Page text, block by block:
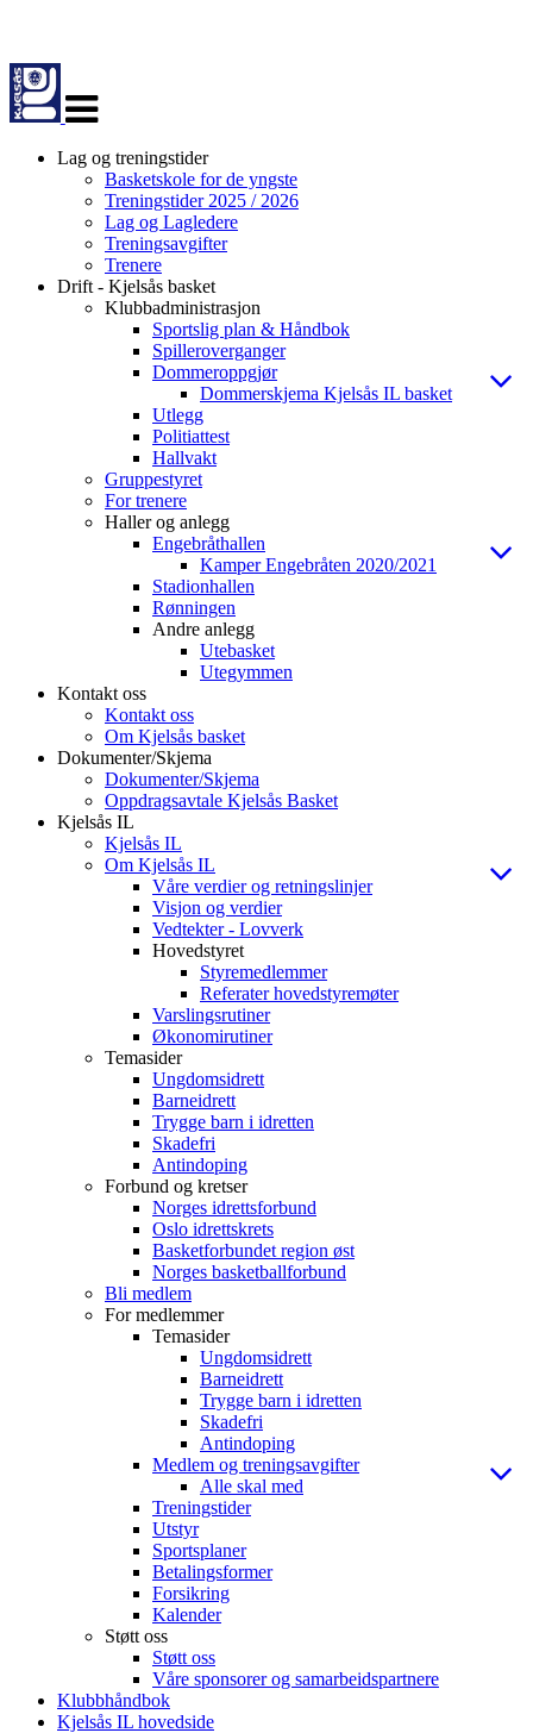
navigasjon
Lag og treningstider
Basketskole for de yngste
Treningstider 2025 / 2026
Lag og Lagledere
Treningsavgifter
Trenere
Drift - Kjelsås basket
Klubbadministrasjon
Sportslig plan & Håndbok
Spilleroverganger
Dommeroppgjør
Dommerskjema Kjelsås IL basket
Utlegg
Politiattest
Hallvakt
Gruppestyret
For trenere
Haller og anlegg
Engebråthallen
Kamper Engebråten 2020/2021
Stadionhallen
Rønningen
Andre anlegg
Utebasket
Utegymmen
Kontakt oss
Kontakt oss
Om Kjelsås basket
Dokumenter/Skjema
Dokumenter/Skjema
Oppdragsavtale Kjelsås Basket
Kjelsås IL
Kjelsås IL
Om Kjelsås IL
Våre verdier og retningslinjer
Visjon og verdier
Vedtekter - Lovverk
Hovedstyret
Styremedlemmer
Referater hovedstyremøter
Varslingsrutiner
Økonomirutiner
Temasider
Ungdomsidrett
Barneidrett
Trygge barn i idretten
Skadefri
Antindoping
Forbund og kretser
Norges idrettsforbund
Oslo idrettskrets
Basketforbundet region øst
Norges basketballforbund
Bli medlem
For medlemmer
Temasider
Ungdomsidrett
Barneidrett
Trygge barn i idretten
Skadefri
Antindoping
Medlem og treningsavgifter
Alle skal med
Treningstider
Utstyr
Sportsplaner
Betalingsformer
Forsikring
Kalender
Støtt oss
Støtt oss
Våre sponsorer og samarbeidspartnere
Klubbhåndbok
Kjelsås IL hovedside